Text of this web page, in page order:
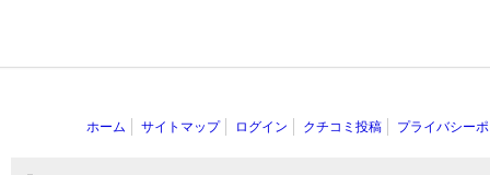
ホーム サイトマップ ログイン クチコミ投稿 プライバシー